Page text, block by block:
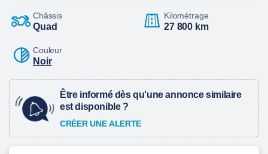
Châssis
Quad
Kilométrage
27 800 km
Couleur
Noir
Être informé dès qu'une annonce similaire
est disponible ?
CRÉER UNE ALERTE